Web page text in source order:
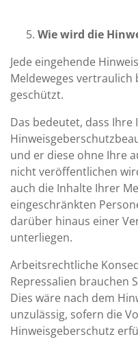
Wie wird die
Jede eingehende
Meldeweges
geschützt.
Das bedeutet, dass
und er diese ohne Ihre
nicht veröffentlichen
auch die Inhalte Ihrer
eingeschränkten
darüber hinaus einer
unterliegen.
Arbeitsrechtliche
Repressalien brauchen
Dies wäre nach dem
unzulässig, sofern die
Hinweisgeberschutz